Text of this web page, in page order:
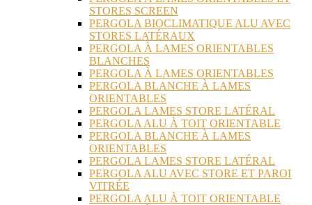
STORES SCREEN
PERGOLA BIOCLIMATIQUE ALU AVEC
STORES LATÉRAUX
PERGOLA À LAMES ORIENTABLES
BLANCHES
PERGOLA À LAMES ORIENTABLES
PERGOLA BLANCHE À LAMES
ORIENTABLES
PERGOLA LAMES STORE LATÉRAL
PERGOLA ALU À TOIT ORIENTABLE
PERGOLA BLANCHE À LAMES
ORIENTABLES
PERGOLA LAMES STORE LATÉRAL
PERGOLA ALU AVEC STORE ET PAROI
VITRÉE
PERGOLA ALU À TOIT ORIENTABLE